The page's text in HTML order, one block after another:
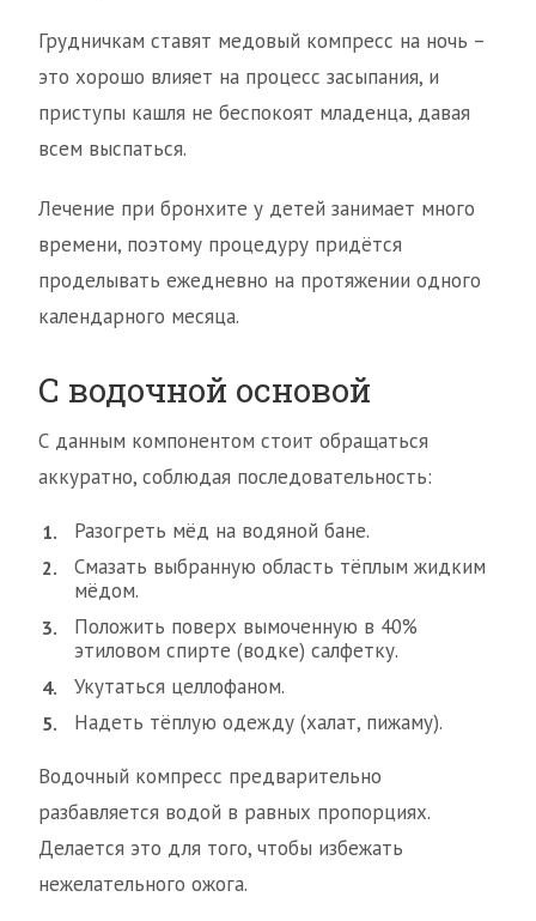
Грудничкам ставят медовый компресс на ночь –
это хорошо влияет на процесс засыпания, и
приступы кашля не беспокоят младенца, давая
всем выспаться.
Лечение при бронхите у детей занимает много
времени, поэтому процедуру придётся
проделывать ежедневно на протяжении одного
календарного месяца.
С водочной основой
С данным компонентом стоит обращаться
аккуратно, соблюдая последовательность:
Разогреть мёд на водяной бане.
Смазать выбранную область тёплым жидким
мёдом.
Положить поверх вымоченную в 40%
этиловом спирте (водке) салфетку.
Укутаться целлофаном.
Надеть тёплую одежду (халат, пижаму).
Водочный компресс предварительно
разбавляется водой в равных пропорциях.
Делается это для того, чтобы избежать
нежелательного ожога.